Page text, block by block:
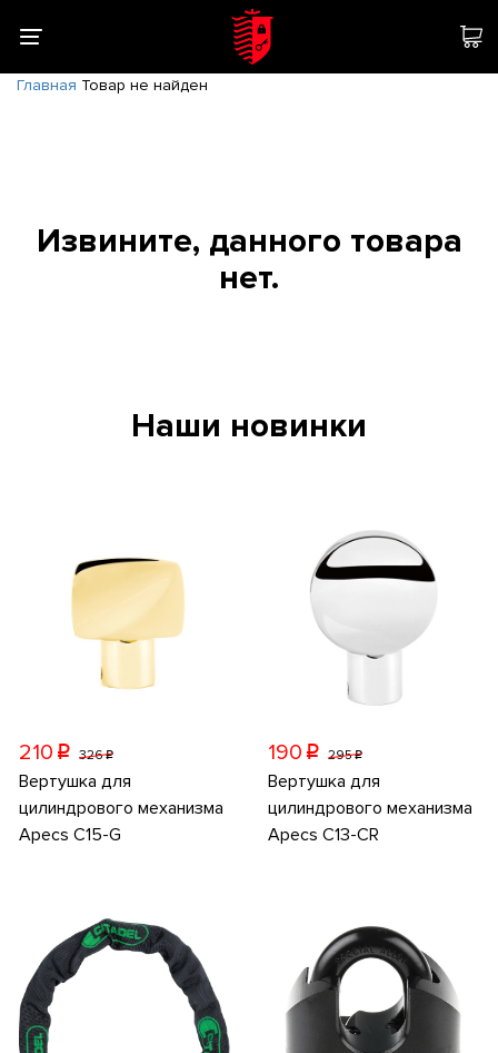
Главная Товар не найден
Извините, данного товара
нет.
Наши новинки
210 p 326p
Вертушка для
цилиндрового механизма
Apecs C15-G
190 p 295p
Вертушка для
цилиндрового механизма
Apecs C13-CR